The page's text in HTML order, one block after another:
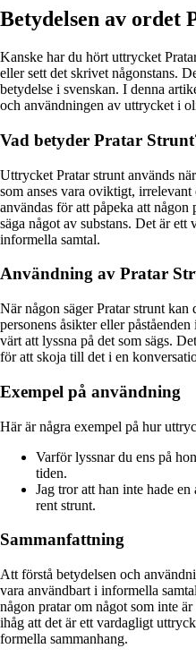
Betydelsen av ordet
Kanske har du hört uttrycket
eller sett det skrivet någonstans.
betydelse i svenskan. I denna
och användningen av uttrycket i
Vad betyder Pratar
Uttrycket Pratar strunt används
som anses vara oviktigt,
användas för att påpeka att
säga något av substans. Det är
informella samtal.
Användning av Pratar
När någon säger Pratar strunt kan
personens åsikter eller
värt att lyssna på det som sägs.
för att skoja till det i en
Exempel på användning
Här är några exempel på hur
Varför lyssnar du ens på
tiden.
Jag tror att han inte hade
rent strunt.
Sammanfattning
Att förstå betydelsen och
vara användbart i informella
någon pratar om något som inte
ihåg att det är ett vardagligt
formella sammanhang.